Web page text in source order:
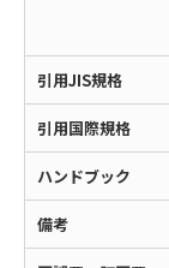
引用JIS規格
引用国際規格
ハンドブック
備考